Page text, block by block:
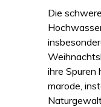
Die
ihre Spuren
marode,